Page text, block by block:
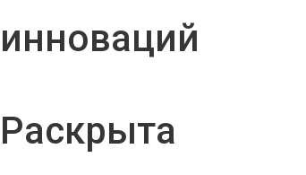
инноваций
Раскрыта